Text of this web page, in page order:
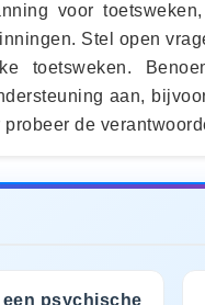
voor
Stel open
toetsweken.
aan,
probeer de
psychische